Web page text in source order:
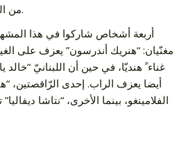
من الرقص الاسباني و الهنديّ.
أربعة أشخاص شاركوا في هذا
مغنّيان: “هنريك أندرسون” يعزف على
غناءﹰ هنديّا، في حين أن اللبنانيّ
أيضا يعزف الراب. إحدى الرّاقصتين،
الفلامينغو، بينما الأخرى، “نتاشا